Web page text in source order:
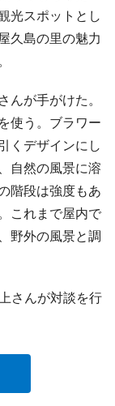
光スポットとし
久島の里の魅力
が手がけた。
使う。ブラワー
くデザインにし
自然の風景に溶
階段は強度もあ
これまで屋内で
野外の風景と調
さんが対談を行